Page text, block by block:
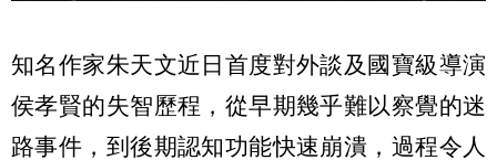
知名作家朱天文近日首度對外談及國寶級導演
侯孝賢的失智歷程，從早期幾乎難以察覺的迷
路事件，到後期認知功能快速崩潰，過程令人